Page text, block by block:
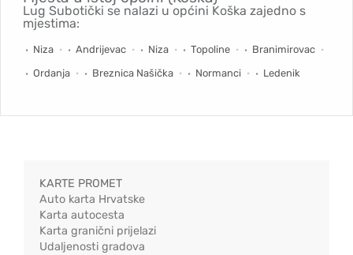
Lug Subotički se nalazi u općini Koška zajedno s
mjestima:
Niza Andrijevac Niza Topoline
Branimirovac
Ordanja
Breznica Našička Normanci Ledenik
KARTE PROMET
Auto karta Hrvatske
Karta autocesta
Karta granični prijelazi
Udaljenosti gradova